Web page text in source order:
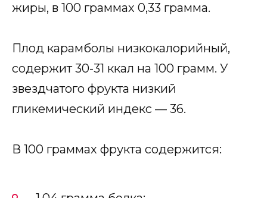
жиры, в 100 граммах 0,33 грамма.
Плод карамболы низкокалорийный,
содержит 30-31 ккал на 100 грамм. У
звездчатого фрукта низкий
гликемический индекс — 36.
В 100 граммах фрукта содержится: